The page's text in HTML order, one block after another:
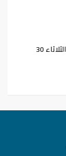
مقتطف الصحف الصهيونية (الثلاثاء 30